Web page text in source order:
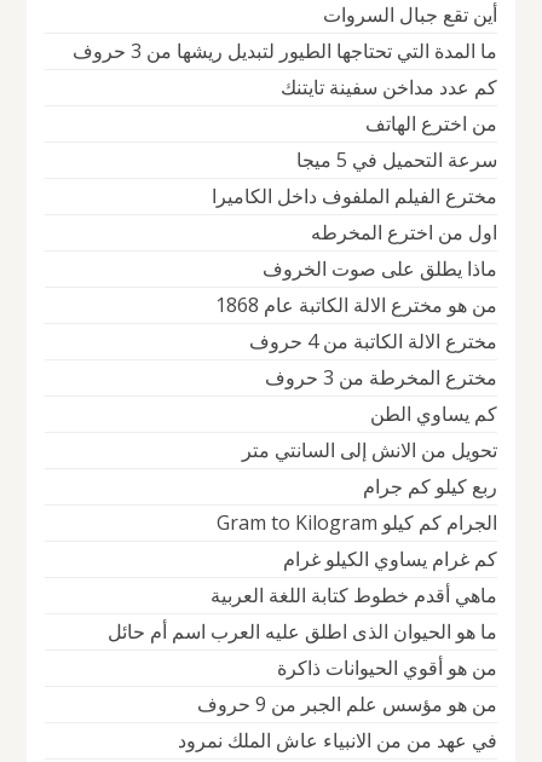
أين تقع جبال السروات
ما المدة التي تحتاجها الطيور لتبديل ريشها من 3 حروف
كم عدد مداخن سفينة تايتنك
من اخترع الهاتف
سرعة التحميل في 5 ميجا
مخترع الفيلم الملفوف داخل الكاميرا
اول من اخترع المخرطه
ماذا يطلق على صوت الخروف
من هو مخترع الالة الكاتبة عام 1868
مخترع الالة الكاتبة من 4 حروف
مخترع المخرطة من 3 حروف
كم يساوي الطن
تحويل من الانش إلى السانتي متر
ربع كيلو كم جرام
الجرام كم كيلو Gram to Kilogram
كم غرام يساوي الكيلو غرام
ماهي أقدم خطوط كتابة اللغة العربية
ما هو الحيوان الذى اطلق عليه العرب اسم أم حائل
من هو أقوي الحيوانات ذاكرة
من هو مؤسس علم الجبر من 9 حروف
في عهد من من الانبياء عاش الملك نمرود